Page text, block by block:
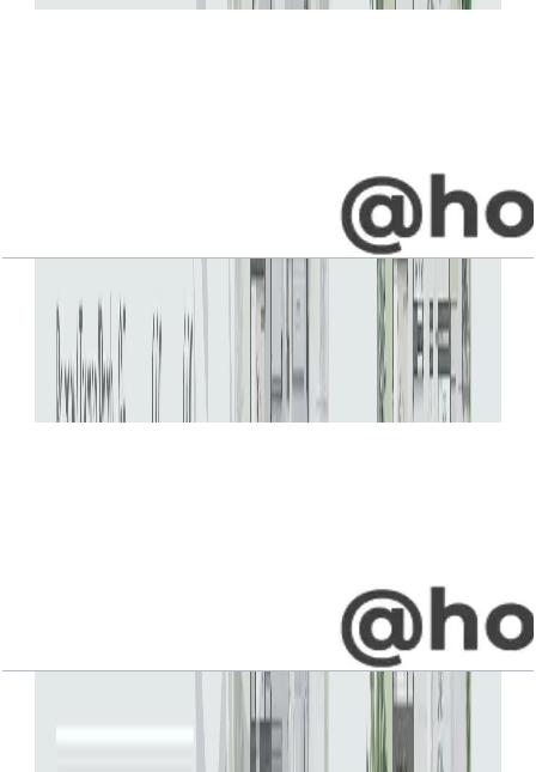
Jebel Ali Village, Villa, 5BR, Type A1, Upper-
Entry Level, 4836 SQFT
باز کردن چیدمان
Jebel Ali Village, Villa, 5BR, Type B1, Upper-
Entry Level, 4787 SQFT